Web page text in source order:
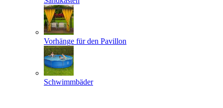
Vorhänge für den Pavillon
Schwimmbäder